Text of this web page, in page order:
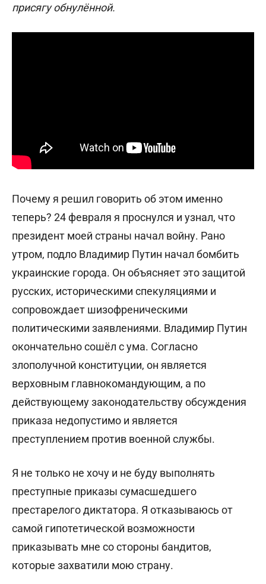
присягу обнулённой.
Почему я решил говорить об этом именно
теперь? 24 февраля я проснулся и узнал, что
президент моей страны начал войну. Рано
утром, подло Владимир Путин начал бомбить
украинские города. Он объясняет это защитой
русских, историческими спекуляциями и
сопровождает шизофреническими
политическими заявлениями. Владимир Путин
окончательно сошёл с ума. Согласно
злополучной конституции, он является
верховным главнокомандующим, а по
действующему законодательству обсуждения
приказа недопустимо и является
преступлением против военной службы.
Я не только не хочу и не буду выполнять
преступные приказы сумасшедшего
престарелого диктатора. Я отказываюсь от
самой гипотетической возможности
приказывать мне со стороны бандитов,
которые захватили мою страну.